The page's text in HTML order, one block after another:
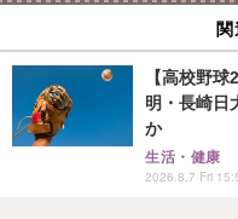
【高校野
明・長崎日
か
生活・健康
2026.8.7 Fri